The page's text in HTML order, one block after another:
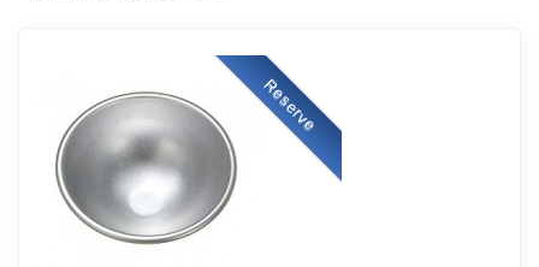
Reserve